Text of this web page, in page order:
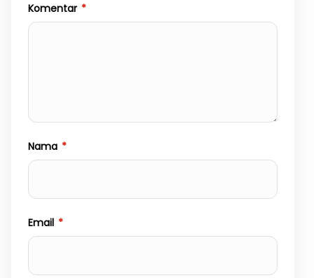
Komentar *
Nama *
Email *